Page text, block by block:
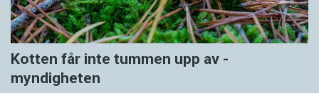
Kotten får inte tummen upp av ­
myndigheten